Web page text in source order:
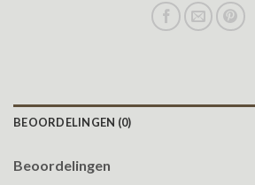
BEOORDELINGEN (0)
Beoordelingen